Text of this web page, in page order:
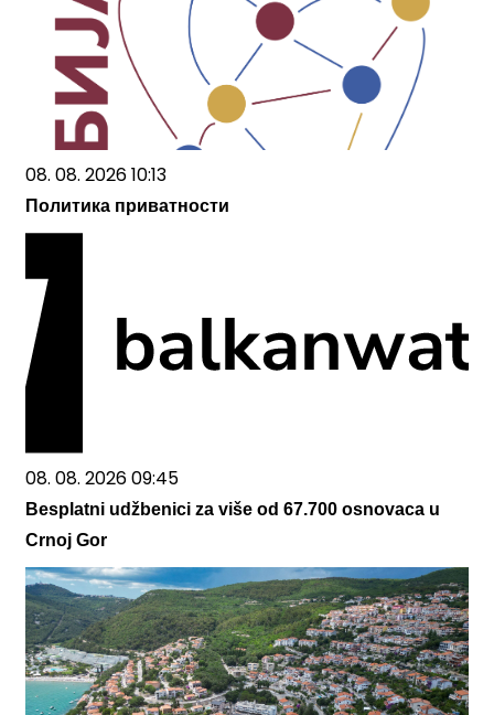
08. 08. 2026 10:13
Политика приватности
08. 08. 2026 09:45
Besplatni udžbenici za više od 67.700 osnovaca u
Crnoj Gor